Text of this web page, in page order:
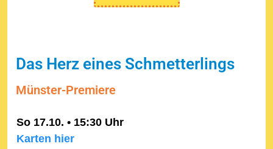
Das Herz eines Schmetterlings
Münster-Premiere
So 17.10. • 15:30 Uhr
Karten hier